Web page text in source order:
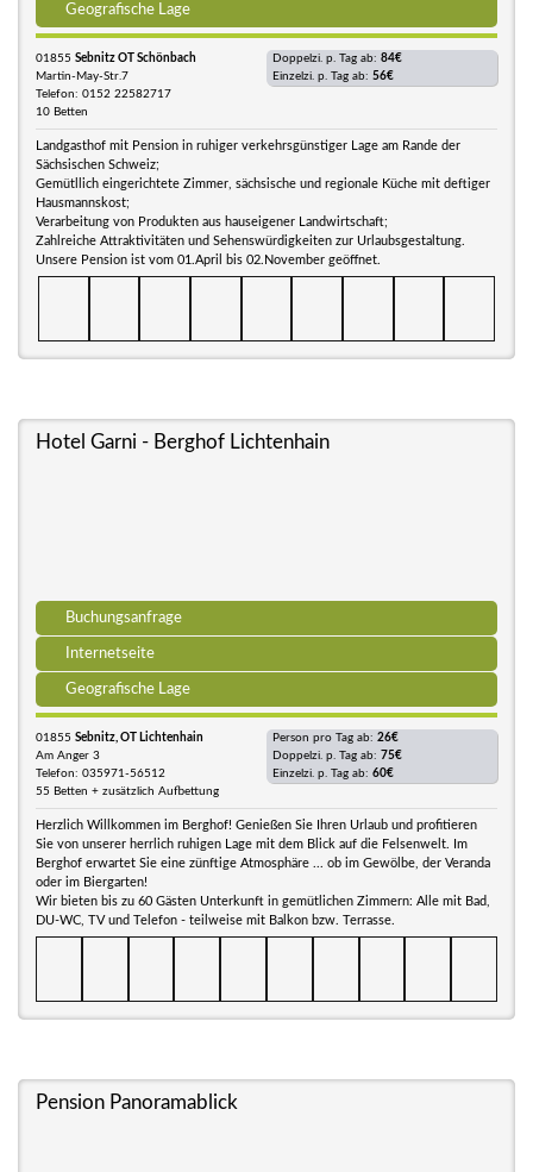
Geografische Lage
01855 Sebnitz OT Schönbach
Martin-May-Str.7
Telefon: 0152 22582717
10 Betten
Doppelzi. p. Tag ab: 84€
Einzelzi. p. Tag ab: 56€
Landgasthof mit Pension in ruhiger verkehrsgünstiger Lage am Rande der
Sächsischen Schweiz;
Gemütllich eingerichtete Zimmer, sächsische und regionale Küche mit deftiger
Hausmannskost;
Verarbeitung von Produkten aus hauseigener Landwirtschaft;
Zahlreiche Attraktivitäten und Sehenswürdigkeiten zur Urlaubsgestaltung.
Unsere Pension ist vom 01.April bis 02.November geöffnet.
Hotel Garni - Berghof Lichtenhain
Buchungsanfrage
Internetseite
Geografische Lage
01855 Sebnitz, OT Lichtenhain
Am Anger 3
Telefon: 035971-56512
55 Betten + zusätzlich Aufbettung
Person pro Tag ab: 26€
Doppelzi. p. Tag ab: 75€
Einzelzi. p. Tag ab: 60€
Herzlich Willkommen im Berghof! Genießen Sie Ihren Urlaub und profitieren
Sie von unserer herrlich ruhigen Lage mit dem Blick auf die Felsenwelt. Im
Berghof erwartet Sie eine zünftige Atmosphäre ... ob im Gewölbe, der Veranda
oder im Biergarten!
Wir bieten bis zu 60 Gästen Unterkunft in gemütlichen Zimmern: Alle mit Bad,
DU-WC, TV und Telefon - teilweise mit Balkon bzw. Terrasse.
Pension Panoramablick